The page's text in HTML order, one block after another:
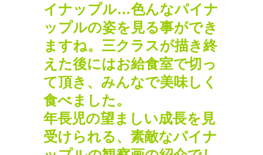
イナップル…色んなパイナ
ップルの姿を見る事ができ
ますね。三クラスが描き終
えた後にはお給食室で切っ
て頂き、みんなで美味しく
食べました。
年長児の望ましい成長を見
受けられる、素敵なパイナ